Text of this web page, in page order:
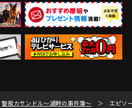
警視カサンドル～湖畔の事件簿～ エピソ